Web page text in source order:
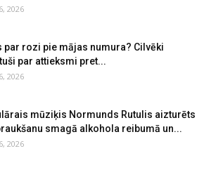
2026
par rozi pie mājas numura? Cilvēki
par attieksmi pret...
2026
mūziķis Normunds Rutulis aizturēts
smagā alkohola reibumā un...
2026